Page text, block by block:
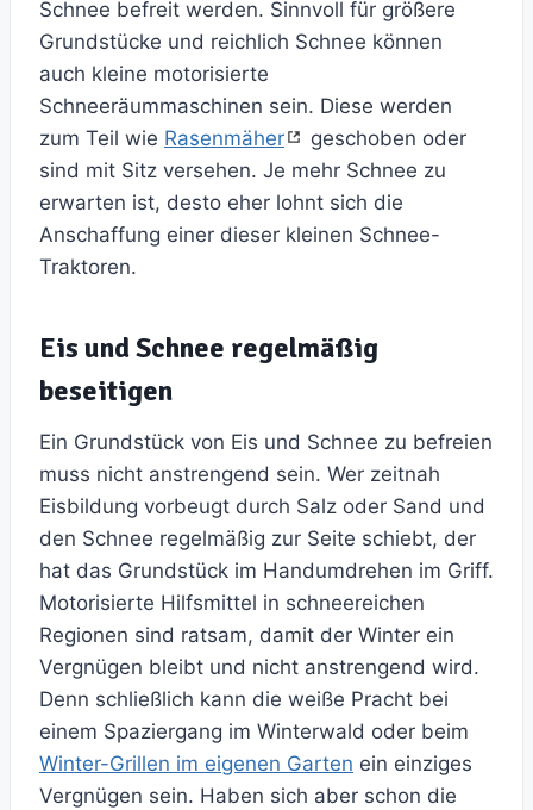
Schnee befreit werden. Sinnvoll für größere
Grundstücke und reichlich Schnee können
auch kleine motorisierte
Schneeräummaschinen sein. Diese werden
zum Teil wie Rasenmäher
geschoben oder
sind mit Sitz versehen. Je mehr Schnee zu
erwarten ist, desto eher lohnt sich die
Anschaffung einer dieser kleinen Schnee-
Traktoren.
Eis und Schnee regelmäßig
beseitigen
Ein Grundstück von Eis und Schnee zu befreien
muss nicht anstrengend sein. Wer zeitnah
Eisbildung vorbeugt durch Salz oder Sand und
den Schnee regelmäßig zur Seite schiebt, der
hat das Grundstück im Handumdrehen im Griff.
Motorisierte Hilfsmittel in schneereichen
Regionen sind ratsam, damit der Winter ein
Vergnügen bleibt und nicht anstrengend wird.
Denn schließlich kann die weiße Pracht bei
einem Spaziergang im Winterwald oder beim
Winter-Grillen im eigenen Garten ein einziges
Vergnügen sein. Haben sich aber schon die